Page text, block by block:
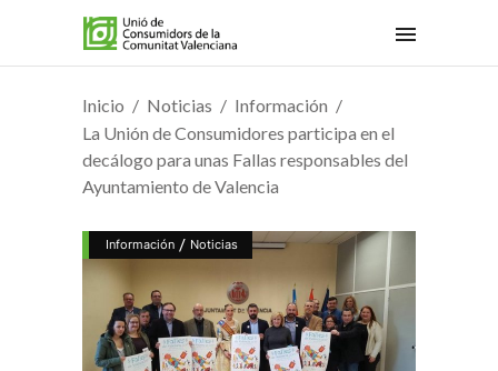
Inicio Noticias
Información
La Unión de Consumidores participa en el
decálogo para unas Fallas responsables del
Ayuntamiento de Valencia
Información / Noticias